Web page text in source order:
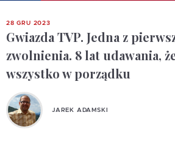
28 GRU 2023
Gwiazda TVP. Jedna z
zwolnienia. 8 lat udawania,
wszystko w porządku
JAREK ADAMSKI